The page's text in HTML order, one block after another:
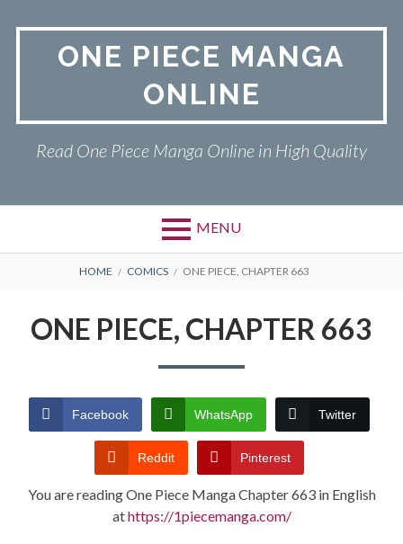
ONE PIECE MANGA
ONLINE
Read One Piece Manga Online in High Quality
MENU
Primary
ONE PIECE
TERMS AND
CONDITIONS
BREADCRUMBS
HOME COMICS ONE PIECE, CHAPTER 663
ONE PIECE, CHAPTER 663
Facebook WhatsApp Twitter
Reddit Pinterest
You are reading One Piece Manga Chapter 663 in English
athttps://1piecemanga.com/